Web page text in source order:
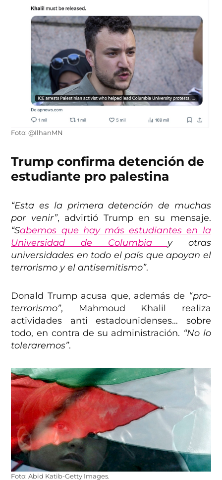
Foto: @IlhanMN
Trump confirma detención de
estudiante pro palestina
“Esta es la primera detención de muchas
por venir”, advirtió Trump en su mensaje.
“Sabemos que hay más estudiantes en la
Universidad de Columbia y otras
universidades en todo el país que apoyan el
terrorismo y el antisemitismo”.
Donald Trump acusa que, además de “pro-
terrorismo”, Mahmoud Khalil realiza
actividades anti estadounidenses… sobre
todo, en contra de su administración. “No lo
toleraremos”.
Foto: Abid Katib-Getty Images.